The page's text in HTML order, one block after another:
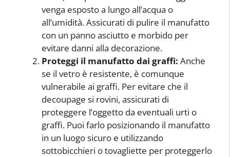
venga esposto a lungo all’acqua o
all’umidità. Assicurati di pulire il manufatto
con un panno asciutto e morbido per
evitare danni alla decorazione.
Proteggi il manufatto dai graffi: Anche
se il vetro è resistente, è comunque
vulnerabile ai graffi. Per evitare che il
decoupage si rovini, assicurati di
proteggere l’oggetto da eventuali urti o
graffi. Puoi farlo posizionando il manufatto
in un luogo sicuro e utilizzando
sottobicchieri o tovagliette per proteggerlo